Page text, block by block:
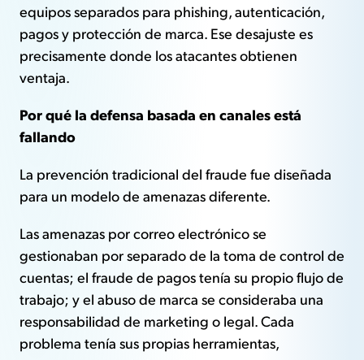
equipos separados para phishing, autenticación,
pagos y protección de marca. Ese desajuste es
precisamente donde los atacantes obtienen
ventaja.
Por qué la defensa basada en canales está
fallando
La prevención tradicional del fraude fue diseñada
para un modelo de amenazas diferente.
Las amenazas por correo electrónico se
gestionaban por separado de la toma de control de
cuentas; el fraude de pagos tenía su propio flujo de
trabajo; y el abuso de marca se consideraba una
responsabilidad de marketing o legal. Cada
problema tenía sus propias herramientas,